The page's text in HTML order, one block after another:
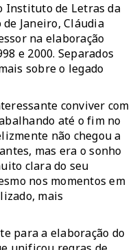
Instituto de Letras da
Janeiro, Cláudia
na elaboração
e 2000. Separados
sobre o legado
conviver com
até o fim no
não chegou a
mas era o sonho
clara do seu
nos momentos em
mais
para a elaboração do